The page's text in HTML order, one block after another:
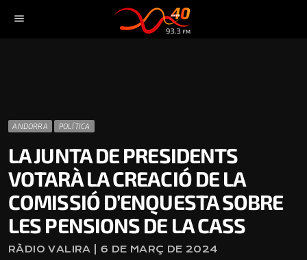
menu
ANDORRA POLÍTICA
LA JUNTA DE PRESIDENTS
VOTARÀ LA CREACIÓ DE LA
COMISSIÓ D’ENQUESTA SOBRE
LES PENSIONS DE LA CASS
RÀDIO VALIRA | 6 DE MARÇ DE 2024